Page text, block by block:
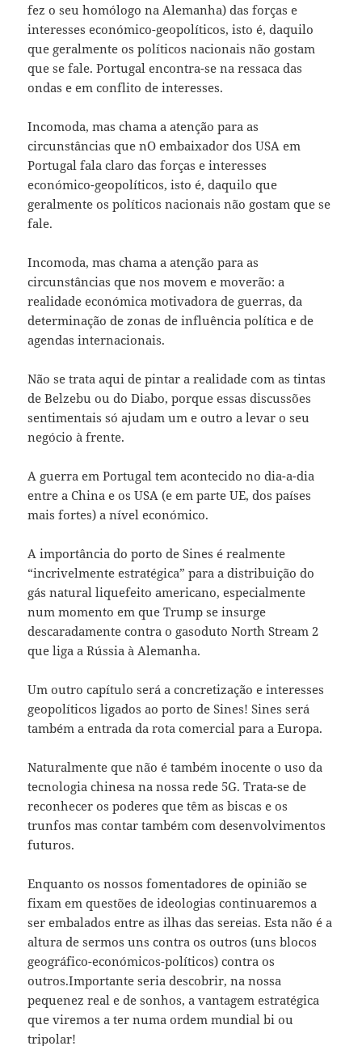
fez o seu homólogo na Alemanha) das forças e
interesses económico-geopolíticos, isto é, daquilo
que geralmente os políticos nacionais não gostam
que se fale. Portugal encontra-se na ressaca das
ondas e em conflito de interesses.
Incomoda, mas chama a atenção para as
circunstâncias que nO embaixador dos USA em
Portugal fala claro das forças e interesses
económico-geopolíticos, isto é, daquilo que
geralmente os políticos nacionais não gostam que se
fale.
Incomoda, mas chama a atenção para as
circunstâncias que nos movem e moverão: a
realidade económica motivadora de guerras, da
determinação de zonas de influência política e de
agendas internacionais.
Não se trata aqui de pintar a realidade com as tintas
de Belzebu ou do Diabo, porque essas discussões
sentimentais só ajudam um e outro a levar o seu
negócio à frente.
A guerra em Portugal tem acontecido no dia-a-dia
entre a China e os USA (e em parte UE, dos países
mais fortes) a nível económico.
A importância do porto de Sines é realmente
“incrivelmente estratégica” para a distribuição do
gás natural liquefeito americano, especialmente
num momento em que Trump se insurge
descaradamente contra o gasoduto North Stream 2
que liga a Rússia à Alemanha.
Um outro capítulo será a concretização e interesses
geopolíticos ligados ao porto de Sines! Sines será
também a entrada da rota comercial para a Europa.
Naturalmente que não é também inocente o uso da
tecnologia chinesa na nossa rede 5G. Trata-se de
reconhecer os poderes que têm as biscas e os
trunfos mas contar também com desenvolvimentos
futuros.
Enquanto os nossos fomentadores de opinião se
fixam em questões de ideologias continuaremos a
ser embalados entre as ilhas das sereias. Esta não é a
altura de sermos uns contra os outros (uns blocos
geográfico-económicos-políticos) contra os
outros.Importante seria descobrir, na nossa
pequenez real e de sonhos, a vantagem estratégica
que viremos a ter numa ordem mundial bi ou
tripolar!